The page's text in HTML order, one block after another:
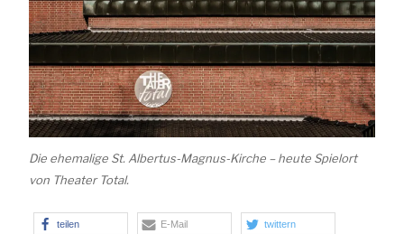
Die ehemalige St. Albertus-Magnus-Kirche – heute Spielort
von Theater Total.
teilen E-Mail twittern